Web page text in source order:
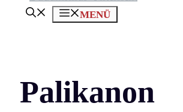
MENÜ
Palikanon